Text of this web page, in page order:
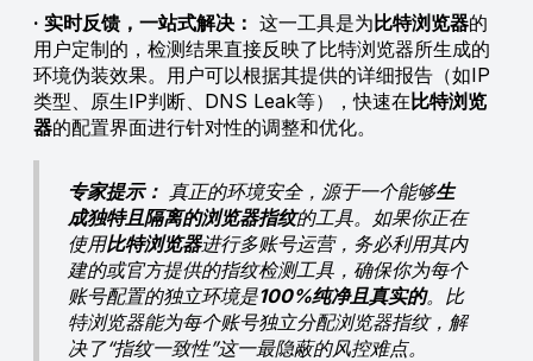
· 实时反馈，一站式解决： 这一工具是为比特浏览器的
用户定制的，检测结果直接反映了比特浏览器所生成的
环境伪装效果。用户可以根据其提供的详细报告（如IP
类型、原生IP判断、DNS Leak等），快速在比特浏览
器的配置界面进行针对性的调整和优化。
专家提示： 真正的环境安全，源于一个能够生
成独特且隔离的浏览器指纹的工具。如果你正在
使用比特浏览器进行多账号运营，务必利用其内
建的或官方提供的指纹检测工具，确保你为每个
账号配置的独立环境是100%纯净且真实的。比
特浏览器能为每个账号独立分配浏览器指纹，解
决了“指纹一致性”这一最隐蔽的风控难点。